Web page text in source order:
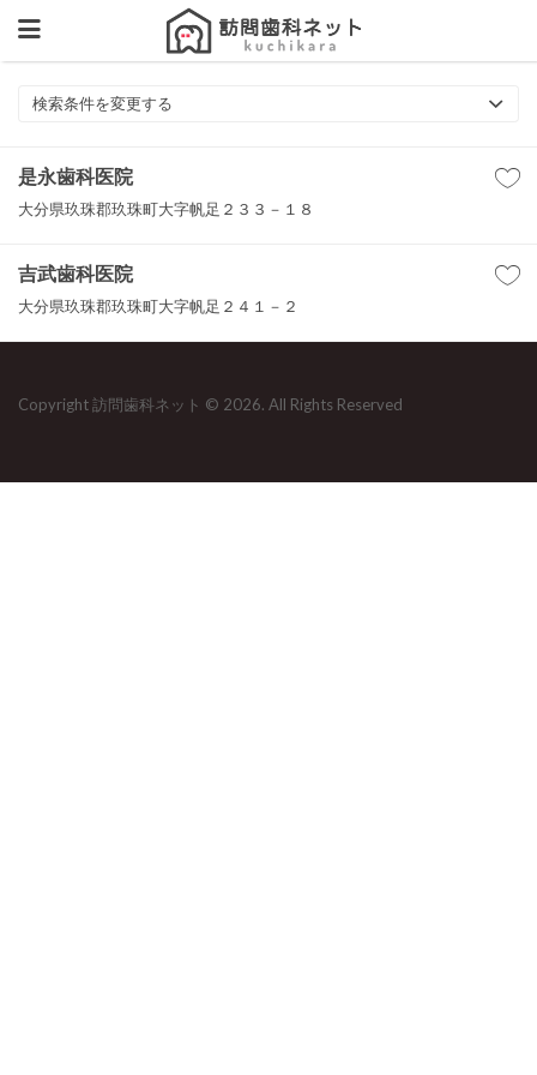
検索条件を変更する
是永歯科医院
大分県玖珠郡玖珠町大字帆足２３３－１８
吉武歯科医院
大分県玖珠郡玖珠町大字帆足２４１－２
Copyright 訪問歯科ネット © 2026. All Rights Reserved